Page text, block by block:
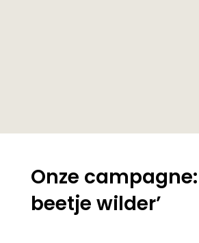
Onze campagne:
beetje wilder’